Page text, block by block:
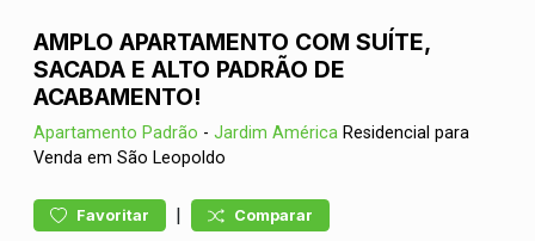
AMPLO APARTAMENTO COM SUÍTE,
SACADA E ALTO PADRÃO DE
ACABAMENTO!
Apartamento Padrão - Jardim América Residencial para
Venda em São Leopoldo
Favoritar | Comparar